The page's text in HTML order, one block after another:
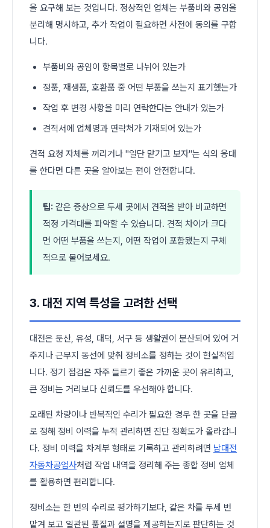
을 요구해 보는 것입니다. 정상적인 업체는 부품비와 공임을
분리해 명시하고, 추가 작업이 필요하면 사전에 동의를 구합
니다.
부품비와 공임이 항목별로 나뉘어 있는가
정품, 재생품, 호환품 중 어떤 부품을 쓰는지 표기했는가
작업 후 변경 사항을 미리 연락한다는 안내가 있는가
견적서에 업체명과 연락처가 기재되어 있는가
견적 요청 자체를 꺼리거나 "일단 맡기고 보자"는 식의 응대
를 한다면 다른 곳을 알아보는 편이 안전합니다.
팁: 같은 증상으로 두세 곳에서 견적을 받아 비교하면
적정 가격대를 파악할 수 있습니다. 견적 차이가 크다
면 어떤 부품을 쓰는지, 어떤 작업이 포함됐는지 구체
적으로 물어보세요.
3. 대전 지역 특성을 고려한 선택
대전은 둔산, 유성, 대덕, 서구 등 생활권이 분산되어 있어 거
주지나 근무지 동선에 맞춰 정비소를 정하는 것이 현실적입
니다. 정기 점검은 자주 들르기 좋은 가까운 곳이 유리하고,
큰 정비는 거리보다 신뢰도를 우선해야 합니다.
오래된 차량이나 반복적인 수리가 필요한 경우 한 곳을 단골
로 정해 정비 이력을 누적 관리하면 진단 정확도가 올라갑니
다. 정비 이력을 차계부 형태로 기록하고 관리하려면 남대전
자동차공업사처럼 작업 내역을 정리해 주는 종합 정비 업체
를 활용하면 편리합니다.
정비소는 한 번의 수리로 평가하기보다, 같은 차를 두세 번
맡겨 보고 일관된 품질과 설명을 제공하는지로 판단하는 것